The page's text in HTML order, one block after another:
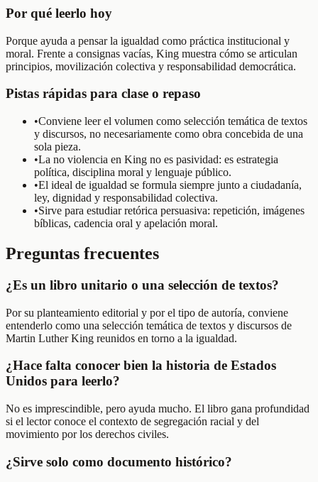
Por qué leerlo hoy
Porque ayuda a pensar la igualdad como práctica institucional y
moral. Frente a consignas vacías, King muestra cómo se articulan
principios, movilización colectiva y responsabilidad democrática.
Pistas rápidas para clase o repaso
•Conviene leer el volumen como selección temática de textos
y discursos, no necesariamente como obra concebida de una
sola pieza.
•La no violencia en King no es pasividad: es estrategia
política, disciplina moral y lenguaje público.
•El ideal de igualdad se formula siempre junto a ciudadanía,
ley, dignidad y responsabilidad colectiva.
•Sirve para estudiar retórica persuasiva: repetición, imágenes
bíblicas, cadencia oral y apelación moral.
Preguntas frecuentes
¿Es un libro unitario o una selección de textos?
Por su planteamiento editorial y por el tipo de autoría, conviene
entenderlo como una selección temática de textos y discursos de
Martin Luther King reunidos en torno a la igualdad.
¿Hace falta conocer bien la historia de Estados
Unidos para leerlo?
No es imprescindible, pero ayuda mucho. El libro gana profundidad
si el lector conoce el contexto de segregación racial y del
movimiento por los derechos civiles.
¿Sirve solo como documento histórico?